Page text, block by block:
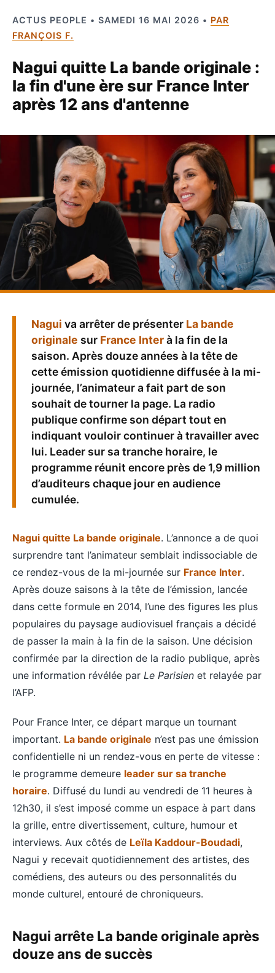
ACTUS PEOPLE • SAMEDI 16 MAI 2026 • PAR
FRANÇOIS F.
Nagui quitte La bande originale :
la fin d'une ère sur France Inter
après 12 ans d'antenne
Nagui va arrêter de présenter La bande
originale sur France Interà la fin de la
saison. Après douze années à la tête de
cette émission quotidienne diffusée à la mi-
journée, l’animateur a fait part de son
souhait de tourner la page. La radio
publique confirme son départ tout en
indiquant vouloir continuer à travailler avec
lui. Leader sur sa tranche horaire, le
programme réunit encore près de 1,9 million
d’auditeurs chaque jour en audience
cumulée.
Nagui quitte La bande originale. L’annonce a de quoi
surprendre tant l’animateur semblait indissociable de
ce rendez-vous de la mi-journée sur France Inter.
Après douze saisons à la tête de l’émission, lancée
dans cette formule en 2014, l’une des figures les plus
populaires du paysage audiovisuel français a décidé
de passer la main à la fin de la saison. Une décision
confirmée par la direction de la radio publique, après
une information révélée par Le Parisien et relayée par
l’AFP.
Pour France Inter, ce départ marque un tournant
important. La bande originale n’est pas une émission
confidentielle ni un rendez-vous en perte de vitesse :
le programme demeure leader sur sa tranche
horaire. Diffusé du lundi au vendredi de 11 heures à
12h30, il s’est imposé comme un espace à part dans
la grille, entre divertissement, culture, humour et
interviews. Aux côtés de Leïla Kaddour-Boudadi,
Nagui y recevait quotidiennement des artistes, des
comédiens, des auteurs ou des personnalités du
monde culturel, entouré de chroniqueurs.
Nagui arrête La bande originale après
douze ans de succès